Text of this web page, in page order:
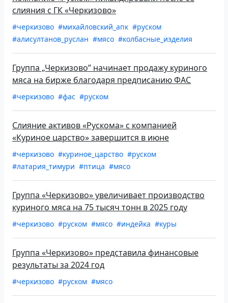
слияния с ГК «Черкизово»
#черкизово #михайловский_апк #руском
#алисултанов_руслан #мясо #колбасные_изделия
Группа „Черкизово” начинает продажу куриного
мяса на бирже благодаря предписанию ФАС
#черкизово #фас #руском
Слияние активов «Рускома» с компанией
«Куриное царство» завершится в июне
#черкизово #куриное_царство #руском
#латария_тимури #птица #мясо
Группа «Черкизово» увеличивает производство
куриного мяса на 75 тысяч тонн в 2025 году
#черкизово #руском #мясо #индейка #куры
Группа «Черкизово» представила финансовые
результаты за 2024 год
#черкизово #руском #мясо